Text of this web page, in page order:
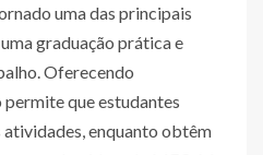
uma das principais
graduação prática e
Oferecendo
que estudantes
enquanto obtêm